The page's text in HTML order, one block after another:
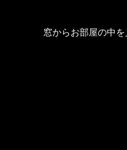
窓からお部屋の中